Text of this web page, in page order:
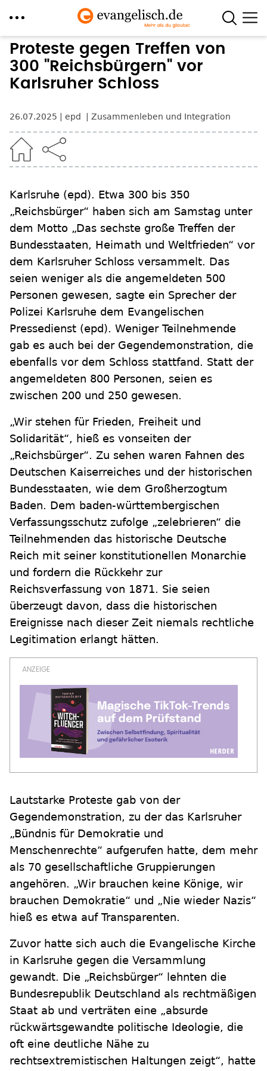
Direkt
zum
Inhalt
Proteste gegen Treffen von
300 "Reichsbürgern" vor
Karlsruher Schloss
26.07.2025 epd Zusammenleben und Integration
Karlsruhe (epd). Etwa 300 bis 350
„Reichsbürger“ haben sich am Samstag unter
dem Motto „Das sechste große Treffen der
Bundesstaaten, Heimath und Weltfrieden“ vor
dem Karlsruher Schloss versammelt. Das
seien weniger als die angemeldeten 500
Personen gewesen, sagte ein Sprecher der
Polizei Karlsruhe dem Evangelischen
Pressedienst (epd). Weniger Teilnehmende
gab es auch bei der Gegendemonstration, die
ebenfalls vor dem Schloss stattfand. Statt der
angemeldeten 800 Personen, seien es
zwischen 200 und 250 gewesen.
„Wir stehen für Frieden, Freiheit und
Solidarität“, hieß es vonseiten der
„Reichsbürger“. Zu sehen waren Fahnen des
Deutschen Kaiserreiches und der historischen
Bundesstaaten, wie dem Großherzogtum
Baden. Dem baden-württembergischen
Verfassungsschutz zufolge „zelebrieren“ die
Teilnehmenden das historische Deutsche
Reich mit seiner konstitutionellen Monarchie
und fordern die Rückkehr zur
Reichsverfassung von 1871. Sie seien
überzeugt davon, dass die historischen
Ereignisse nach dieser Zeit niemals rechtliche
Legitimation erlangt hätten.
Lautstarke Proteste gab von der
Gegendemonstration, zu der das Karlsruher
„Bündnis für Demokratie und
Menschenrechte“ aufgerufen hatte, dem mehr
als 70 gesellschaftliche Gruppierungen
angehören. „Wir brauchen keine Könige, wir
brauchen Demokratie“ und „Nie wieder Nazis“
hieß es etwa auf Transparenten.
Zuvor hatte sich auch die Evangelische Kirche
in Karlsruhe gegen die Versammlung
gewandt. Die „Reichsbürger“ lehnten die
Bundesrepublik Deutschland als rechtmäßigen
Staat ab und verträten eine „absurde
rückwärtsgewandte politische Ideologie, die
oft eine deutliche Nähe zu
rechtsextremistischen Haltungen zeigt“, hatte